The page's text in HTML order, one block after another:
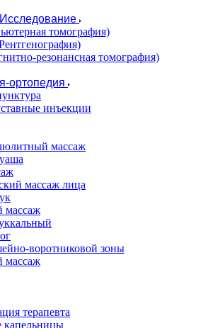
томография)
резонансная томография)
ортопедия
инъекции
массаж
массаж лица
массаж
воротниковой зоны
массаж
терапевта
капельницы